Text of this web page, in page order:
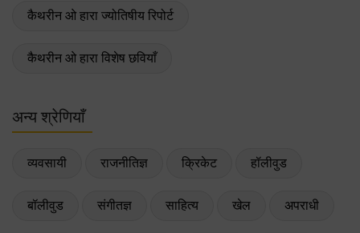
कैथरीन ओ हारा ज्योतिषीय रिपोर्ट
कैथरीन ओ हारा विशेष छवियाँ
अन्य श्रेणियाँ
व्यवसायी राजनीतिज्ञ क्रिकेट हॉलीवुड
बॉलीवुड संगीतज्ञ साहित्य खेल अपराधी